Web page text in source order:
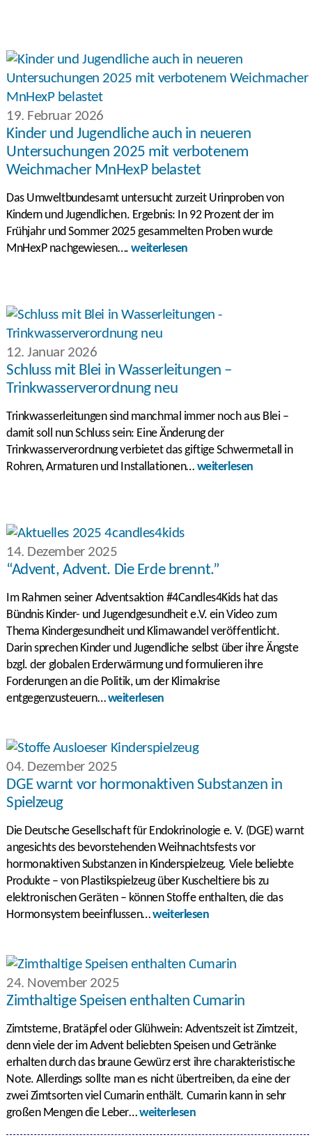
19. Februar 2026
Kinder und Jugendliche auch in neueren
Untersuchungen 2025 mit verbotenem
Weichmacher MnHexP belastet
Das Umweltbundesamt untersucht zurzeit Urinproben von
Kindern und Jugendlichen. Ergebnis: In 92 Prozent der im
Frühjahr und Sommer 2025 gesammelten Proben wurde
MnHexP nachgewiesen….weiterlesen
12. Januar 2026
Schluss mit Blei in Wasserleitungen –
Trinkwasserverordnung neu
Trinkwasserleitungen sind manchmal immer noch aus Blei –
damit soll nun Schluss sein: Eine Änderung der
Trinkwasserverordnung verbietet das giftige Schwermetall in
Rohren, Armaturen und Installationen… weiterlesen
14. Dezember 2025
“Advent, Advent. Die Erde brennt.”
Im Rahmen seiner Adventsaktion #4Candles4Kids hat das
Bündnis Kinder- und Jugendgesundheit e.V. ein Video zum
Thema Kindergesundheit und Klimawandel veröffentlicht.
Darin sprechen Kinder und Jugendliche selbst über ihre Ängste
bzgl. der globalen Erderwärmung und formulieren ihre
Forderungen an die Politik, um der Klimakrise
entgegenzusteuern…weiterlesen
04. Dezember 2025
DGE warnt vor hormonaktiven Substanzen in
Spielzeug
Die Deutsche Gesellschaft für Endokrinologie e. V. (DGE) warnt
angesichts des bevorstehenden Weihnachtsfests vor
hormonaktiven Substanzen in Kinderspielzeug. Viele beliebte
Produkte – von Plastikspielzeug über Kuscheltiere bis zu
elektronischen Geräten – können Stoffe enthalten, die das
Hormonsystem beeinflussen…weiterlesen
24. November 2025
Zimthaltige Speisen enthalten Cumarin
Zimtsterne, Bratäpfel oder Glühwein: Adventszeit ist Zimtzeit,
denn viele der im Advent beliebten Speisen und Getränke
erhalten durch das braune Gewürz erst ihre charakteristische
Note. Allerdings sollte man es nicht übertreiben, da eine der
zwei Zimtsorten viel Cumarin enthält. Cumarin kann in sehr
großen Mengen die Leber…weiterlesen